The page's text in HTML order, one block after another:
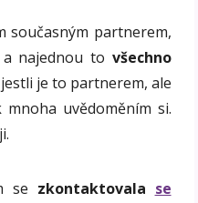
současným partnerem,
najednou to všechno
je to partnerem, ale
uvědoměním si.
se zkontaktovala se